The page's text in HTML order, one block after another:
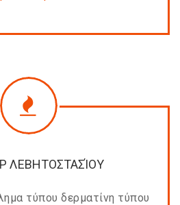
ΛΕΒΗΤΟΣΤΑΣΊΟΥ
τύπου δερματίνη τύπου